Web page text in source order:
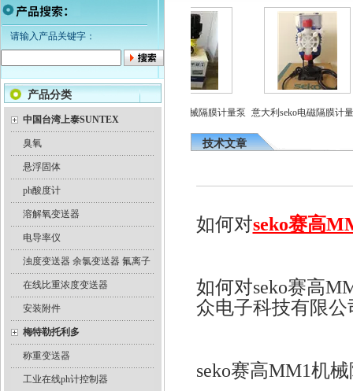
请输入产品关键字：
产品分类
中国台湾上泰SUNTEX
臭氧
悬浮固体
ph酸度计
溶解氧变送器
电导率仪
浊度变送器 余氯变送器 氟离子
在线比重浓度变送器
安装附件
梅特勒托利多
称重变送器
工业在线ph计控制器
工业在线ph/orp计变送器 美国米顿罗机械隔膜计量泵 意大利seko电磁隔膜计量泵
技术文章
如何对seko赛高
如何对seko赛高
众电子科技有限公
seko赛高MM1机